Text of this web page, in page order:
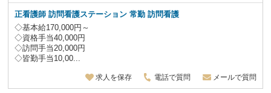
正看護師 訪問看護ステーション常勤 訪問看護
◇基本給170,000円～
◇資格手当40,000円
◇訪問手当20,000円
◇皆勤手当10,00...
求人を保存 電話で質問 メールで質問